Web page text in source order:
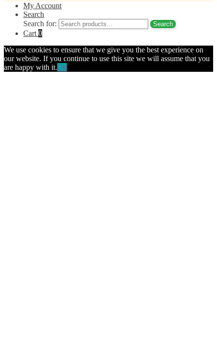
My Account
Search
Search for:
Search
Cart 0
We use cookies to ensure that we give you the best experience on
our website. If you continue to use this site we will assume that you
are happy with it.Ok